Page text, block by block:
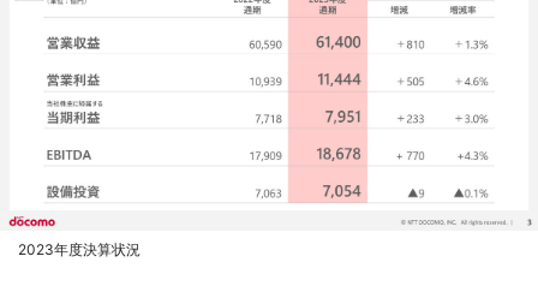
2023年度決算状況